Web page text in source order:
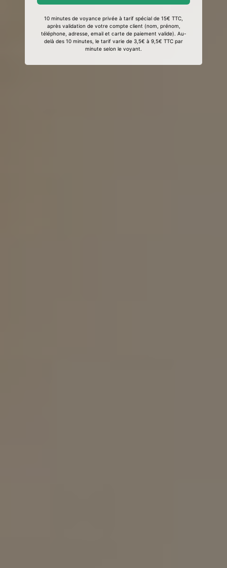
10 minutes de voyance privée à tarif spécial de 15€ TTC,
après validation de votre compte client (nom, prénom,
téléphone, adresse, email et carte de paiement valide). Au-
delà des 10 minutes, le tarif varie de 3,5€ à 9,5€ TTC par
minute selon le voyant.